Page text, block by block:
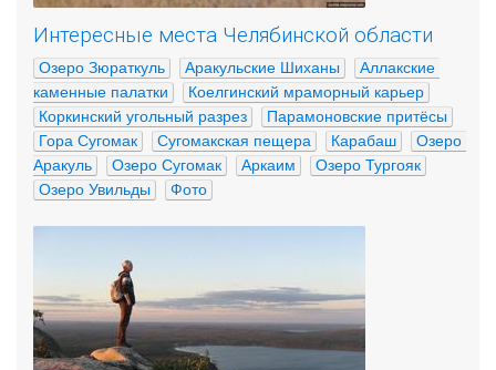
Интересные места Челябинской области
Озеро Зюраткуль Аракульские Шиханы
Аллакские
каменные палатки
Коелгинский мраморный карьер
Коркинский угольный разрез
Парамоновские притёсы
Гора Сугомак
Сугомакская пещера Карабаш
Озеро
Аракуль
Озеро Сугомак Аркаим
Озеро Тургояк
Озеро Увильды
Фото